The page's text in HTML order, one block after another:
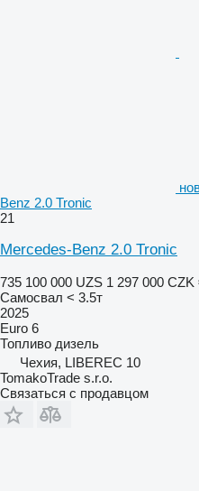
Benz 2.0 Tronic
21
Mercedes-Benz 2.0 Tronic
735 100 000 UZS 1 297 000 CZK
Самосвал < 3.5т
2025
Euro 6
Топливо дизель
Чехия, LIBEREC 10
TomakoTrade s.r.o.
Связаться с продавцом